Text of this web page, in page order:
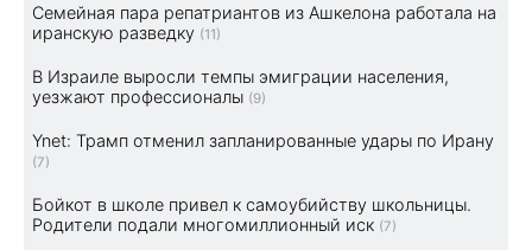
Семейная пара репатриантов из Ашкелона работала на
иранскую разведку (11)
В Израиле выросли темпы эмиграции населения,
уезжают профессионалы (9)
Ynet: Трамп отменил запланированные удары по Ирану
(7)
Бойкот в школе привел к самоубийству школьницы.
Родители подали многомиллионный иск (7)